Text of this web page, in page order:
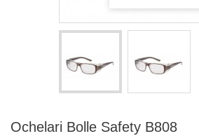
Ochelari Bolle Safety B808